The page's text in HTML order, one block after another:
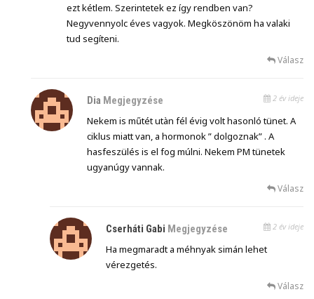
ezt kétlem. Szerintetek ez így rendben van?
Negyvennyolc éves vagyok. Megköszönöm ha valaki
tud segíteni.
Válasz
Dia Megjegyzése 2 év ideje
Nekem is műtét utàn fél évig volt hasonló tünet. A
ciklus miatt van, a hormonok ” dolgoznak” . A
hasfeszülés is el fog múlni. Nekem PM tünetek
ugyanúgy vannak.
Válasz
Cserháti Gabi Megjegyzése 2 év ideje
Ha megmaradt a méhnyak simán lehet
vérezgetés.
Válasz